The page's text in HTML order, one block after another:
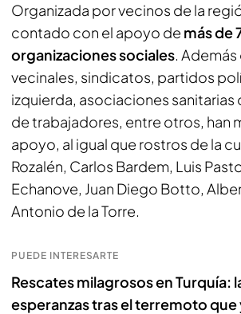
Organizada por vecinos de la
contado con el apoyo de más de
organizaciones sociales.
vecinales, sindicatos, partidos
izquierda, asociaciones sanitarias
de trabajadores, entre otros, han
apoyo, al igual que rostros de la
Rozalén, Carlos Bardem, Luis
Echanove, Juan Diego Botto,
Antonio de la Torre.
PUEDE INTERESARTE
Rescates milagrosos en Turquía:
esperanzas tras el terremoto